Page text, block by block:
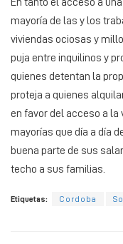
En tanto el acceso a
mayoría de las y los
viviendas ociosas y
puja entre inquilinos y
quienes detentan la
proteja a quienes
en favor del acceso a la
mayorías que día a día
buena parte de sus
techo a sus familias.
Etiquetas: Cordoba